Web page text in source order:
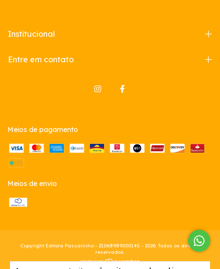
Institucional
Entre em contato
Meios de pagamento
Meios de envio
Copyright Editora Passarinho - 21068989000145 - 2026. Todos os direitos
reservados.